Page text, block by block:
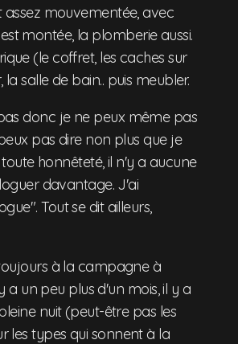
assez mouvementée, avec
montée, la plomberie aussi.
(le coffret, les caches sur
la salle de bain.. puis meubler.
donc je ne peux même pas
pas dire non plus que je
honnêteté, il n'y a aucune
davantage. J'ai
Tout se dit ailleurs,
à la campagne à
un peu plus d'un mois, il y a
nuit (peut-être pas les
les types qui sonnent à la